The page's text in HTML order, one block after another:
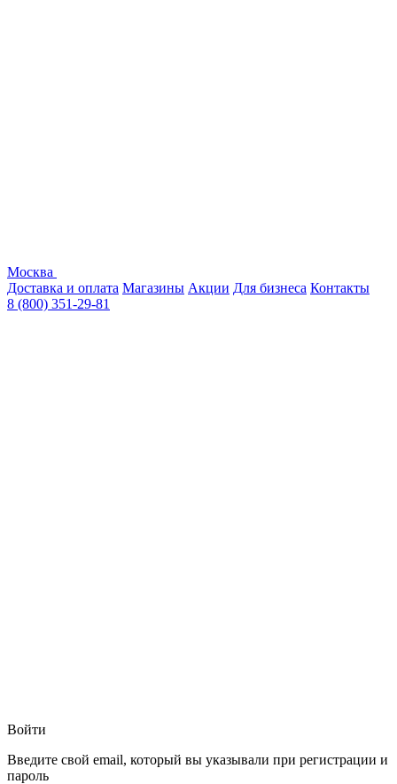
Москва
Доставка и оплата Магазины Акции Для бизнеса Контакты
8 (800) 351-29-81
Войти
Введите свой email, который вы указывали при регистрации и
пароль